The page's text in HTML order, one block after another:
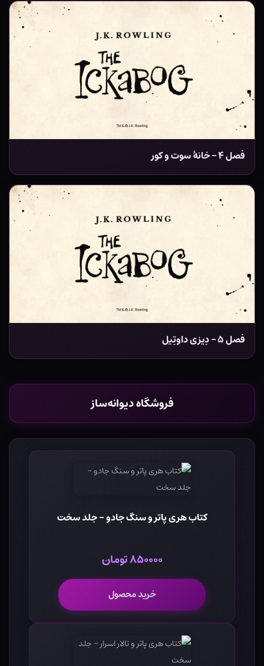
فصل ۴ – خانۀ سوت و کور
فصل ۵ – دِیزی داوتِیل
فروشگاه دیوانه‌ساز
کتاب هری پاتر و سنگ جادو - جلد سخت
۸۵۰۰۰۰ تومان
خرید محصول